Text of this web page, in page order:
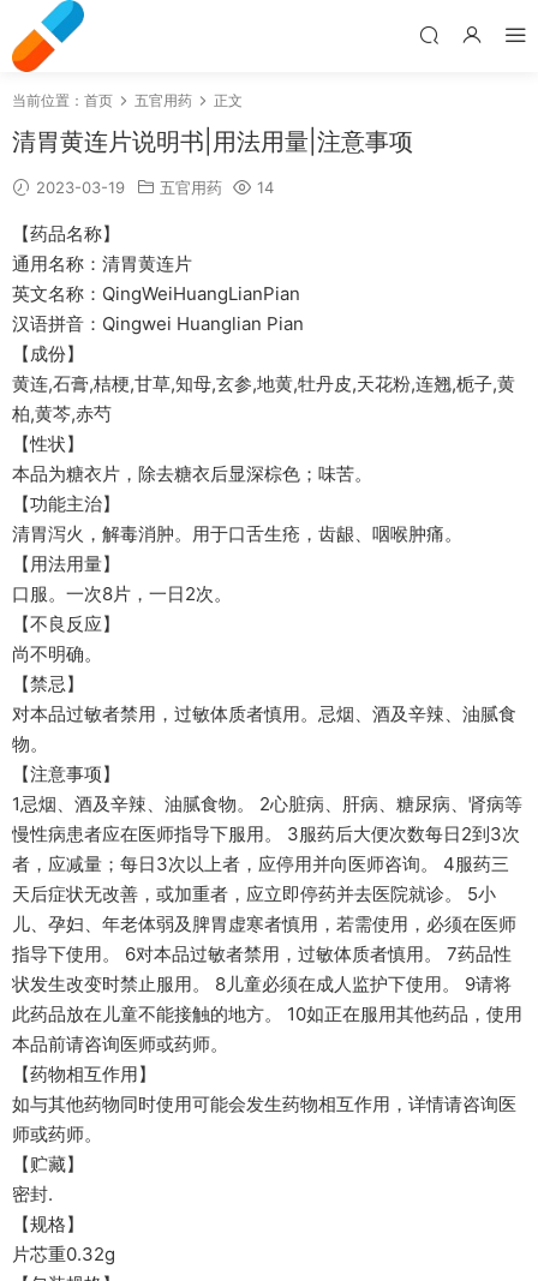
当前位置： 首页 五官用药 正文
清胃黄连片说明书|用法用量|注意事项
2023-03-19 五官用药 14
【药品名称】
通用名称：清胃黄连片
英文名称：QingWeiHuangLianPian
汉语拼音：Qingwei Huanglian Pian
【成份】
黄连,石膏,桔梗,甘草,知母,玄参,地黄,牡丹皮,天花粉,连翘,栀子,黄
柏,黄芩,赤芍
【性状】
本品为糖衣片，除去糖衣后显深棕色；味苦。
【功能主治】
清胃泻火，解毒消肿。用于口舌生疮，齿龈、咽喉肿痛。
【用法用量】
口服。一次8片，一日2次。
【不良反应】
尚不明确。
【禁忌】
对本品过敏者禁用，过敏体质者慎用。忌烟、酒及辛辣、油腻食
物。
【注意事项】
1忌烟、酒及辛辣、油腻食物。 2心脏病、肝病、糖尿病、肾病等
慢性病患者应在医师指导下服用。 3服药后大便次数每日2到3次
者，应减量；每日3次以上者，应停用并向医师咨询。 4服药三
天后症状无改善，或加重者，应立即停药并去医院就诊。 5小
儿、孕妇、年老体弱及脾胃虚寒者慎用，若需使用，必须在医师
指导下使用。 6对本品过敏者禁用，过敏体质者慎用。 7药品性
状发生改变时禁止服用。 8儿童必须在成人监护下使用。 9请将
此药品放在儿童不能接触的地方。 10如正在服用其他药品，使用
本品前请咨询医师或药师。
【药物相互作用】
如与其他药物同时使用可能会发生药物相互作用，详情请咨询医
师或药师。
【贮藏】
密封.
【规格】
片芯重0.32g